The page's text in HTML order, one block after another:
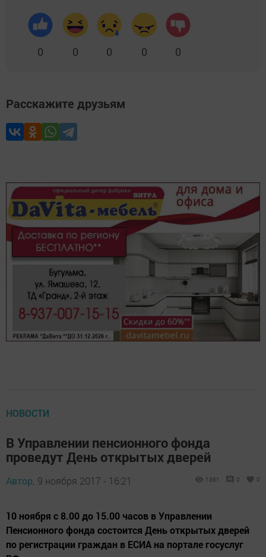
0 0 0 0 0
Расскажите друзьям
НОВОСТИ
В Управлении пенсионного фонда
проведут День открытых дверей
Автор, 9 ноября 2017 - 16:21 1361 0 0
10 ноября с 8.00 до 15.00 часов в Управлении
Пенсионного фонда состоится День открытых дверей
по регистрации граждан в ЕСИА на портале госуслуг